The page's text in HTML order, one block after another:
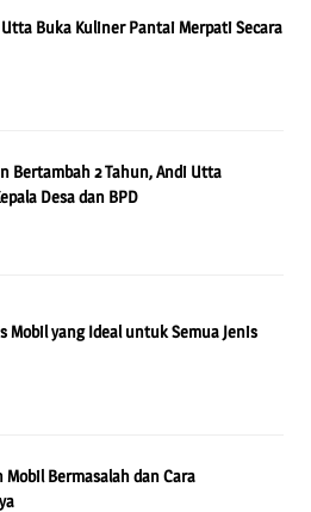
Buka Kuliner Pantai Merpati Secara
Bertambah 2 Tahun, Andi Utta
Desa dan BPD
Mobil yang Ideal untuk Semua Jenis
Mobil Bermasalah dan Cara